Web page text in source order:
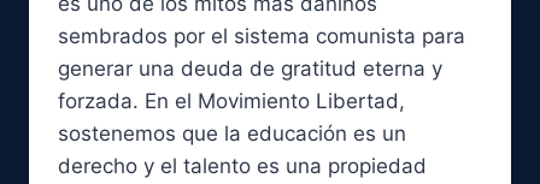
sembrados por el sistema comunista para
generar una deuda de gratitud eterna y
forzada. En el Movimiento Libertad,
sostenemos que la educación es un
derecho y el talento es una propiedad